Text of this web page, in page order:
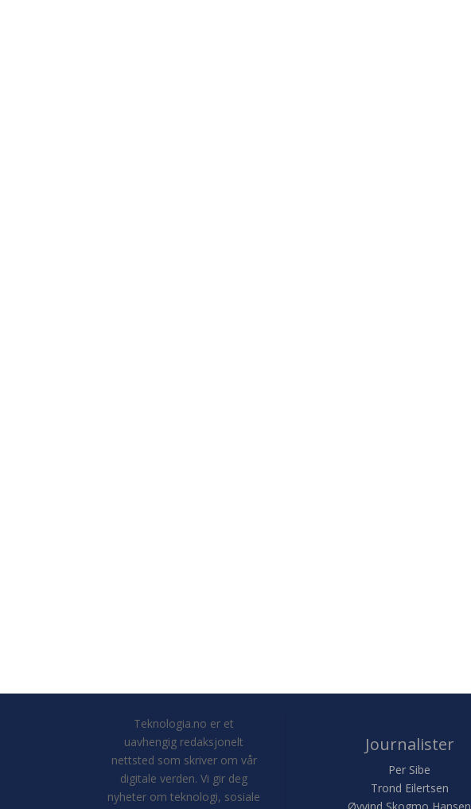
Teknologia.no er et
uavhengig redaksjonelt
nettsted som skriver om vår
digitale verden. Vi gir deg
nyheter om teknologi, sosiale
Journalister
Per Sibe
Trond Eilertsen